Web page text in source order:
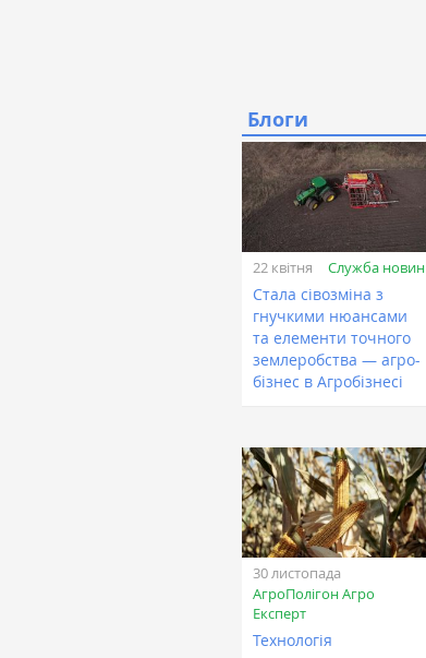
Блоги
22 квітня Служба новин
Стала сівозміна з
гнучкими нюансами
та елементи точного
землеробства — агро-
бізнес в Агробізнесі
30 листопада
АгроПолігон Агро
Експерт
Технологія